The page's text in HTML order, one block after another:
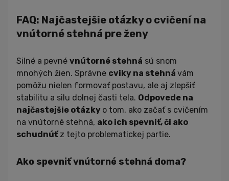
FAQ: Najčastejšie otázky o cvičení na
vnútorné stehná pre ženy
Silné a pevné vnútorné stehná sú snom
mnohých žien. Správne cviky na stehná vám
pomôžu nielen formovať postavu, ale aj zlepšiť
stabilitu a silu dolnej časti tela. Odpovede na
najčastejšie otázky o tom, ako začať s cvičením
na vnútorné stehná, ako ich spevniť, či ako
schudnúťz tejto problematickej partie.
Ako spevniť vnútorné stehná doma?